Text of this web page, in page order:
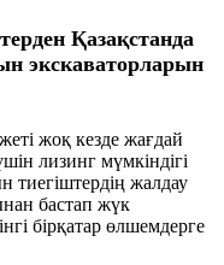
Қазақстанда
экскаваторларын
жоқ кезде жағдай
лизинг мүмкіндігі
тиегіштердің жалдау
бастап жүк
бірқатар өлшемдерге